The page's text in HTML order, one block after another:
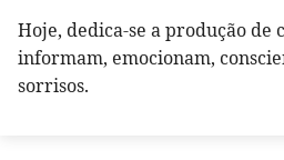
Hoje, dedica-se a produção de
informam, emocionam,
sorrisos.